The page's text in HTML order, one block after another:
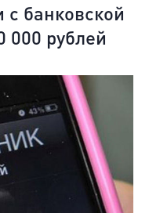
банковской
000 рублей